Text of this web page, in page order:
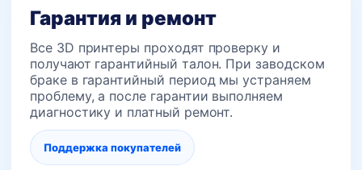
Гарантия и ремонт
Все 3D принтеры проходят проверку и
получают гарантийный талон. При заводском
браке в гарантийный период мы устраняем
проблему, а после гарантии выполняем
диагностику и платный ремонт.
Поддержка покупателей